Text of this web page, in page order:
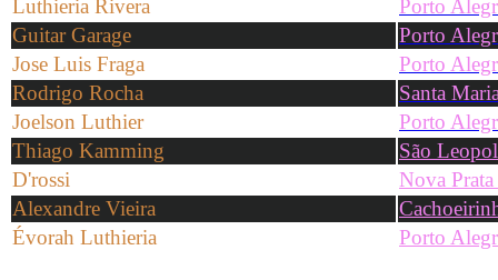
Luthieria Rivera
Porto
Guitar Garage
Porto
Jose Luis Fraga
Porto
Rodrigo Rocha
Santa
Joelson Luthier
Porto
Thiago Kamming
São
D'rossi
Nova
Alexandre Vieira
Évorah Luthieria
Porto